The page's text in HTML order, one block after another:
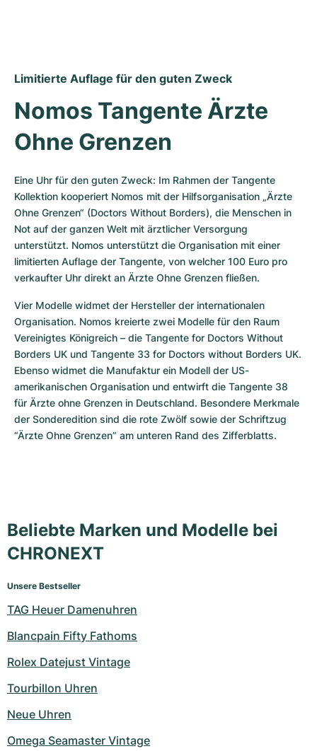
Limitierte Auflage für den guten Zweck
Nomos Tangente Ärzte
Ohne Grenzen
Eine Uhr für den guten Zweck: Im Rahmen der Tangente
Kollektion kooperiert Nomos mit der Hilfsorganisation „Ärzte
Ohne Grenzen“ (Doctors Without Borders), die Menschen in
Not auf der ganzen Welt mit ärztlicher Versorgung
unterstützt. Nomos unterstützt die Organisation mit einer
limitierten Auflage der Tangente, von welcher 100 Euro pro
verkaufter Uhr direkt an Ärzte Ohne Grenzen fließen.
Vier Modelle widmet der Hersteller der internationalen
Organisation. Nomos kreierte zwei Modelle für den Raum
Vereinigtes Königreich – die Tangente for Doctors Without
Borders UK und Tangente 33 for Doctors without Borders UK.
Ebenso widmet die Manufaktur ein Modell der US-
amerikanischen Organisation und entwirft die Tangente 38
für Ärzte ohne Grenzen in Deutschland. Besondere Merkmale
der Sonderedition sind die rote Zwölf sowie der Schriftzug
“Ärzte Ohne Grenzen” am unteren Rand des Zifferblatts.
Beliebte Marken und Modelle bei
CHRONEXT
Unsere Bestseller
TAG Heuer Damenuhren
Blancpain Fifty Fathoms
Rolex Datejust Vintage
Tourbillon Uhren
Neue Uhren
Omega Seamaster Vintage